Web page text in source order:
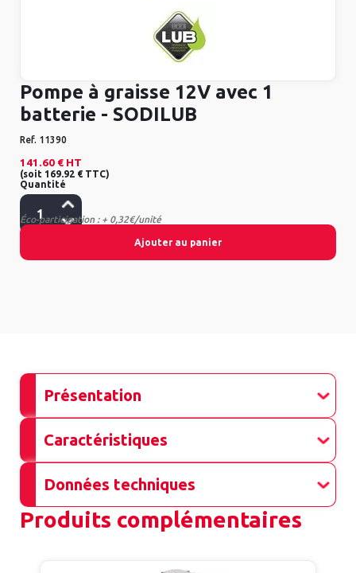
Pompe à graisse 12V avec 1
batterie - SODILUB
Ref. 11390
141.60 € HT
(soit 169.92 € TTC)
Quantité
Éco-participation : + 0,32€/unité
Ajouter au panier
Présentation
Caractéristiques
Données techniques
Produits complémentaires